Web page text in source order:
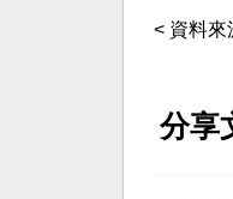
< 資料來
分享